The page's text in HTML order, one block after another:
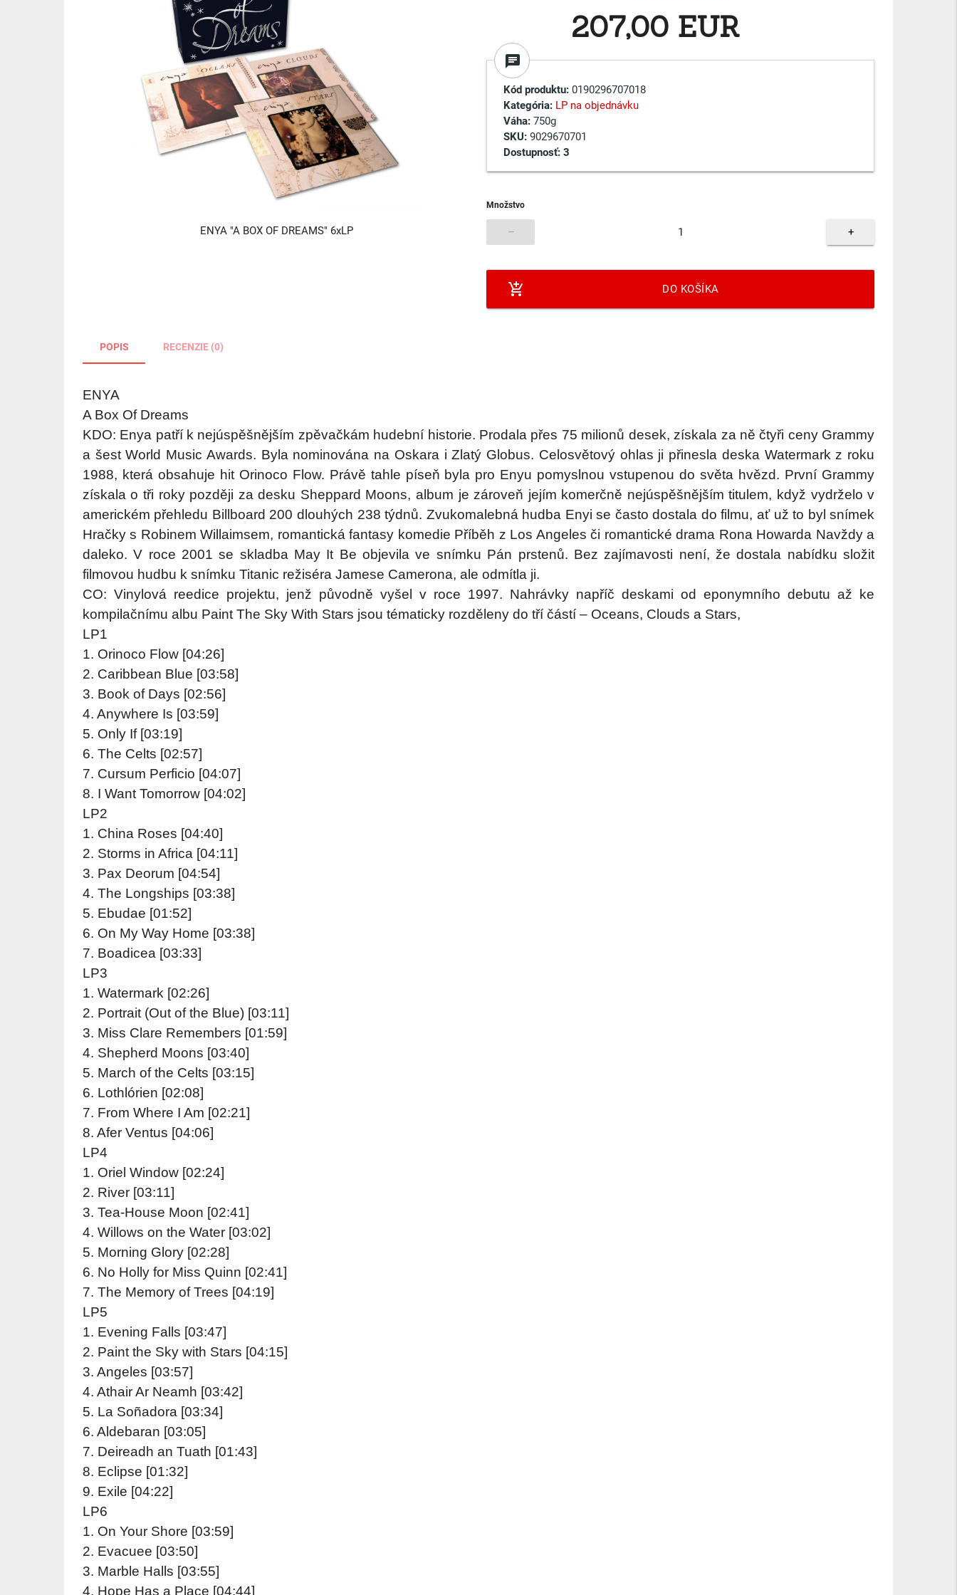
ENYA "A BOX OF DREAMS" 6xLP
207,00 EUR
chat
Kód produktu:0190296707018
Kategória: LP na objednávku
Váha:750g
SKU:9029670701
Dostupnosť:3
Množstvo
– +
add_shopping_cart DO KOŠÍKA
POPIS RECENZIE (0)
ENYA
A Box Of Dreams
KDO: Enya patří k nejúspěšnějším zpěvačkám hudební historie. Prodala přes 75 milionů desek, získala za ně čtyři ceny Grammy
a šest World Music Awards. Byla nominována na Oskara i Zlatý Globus. Celosvětový ohlas ji přinesla deska Watermark z roku
1988, která obsahuje hit Orinoco Flow. Právě tahle píseň byla pro Enyu pomyslnou vstupenou do světa hvězd. První Grammy
získala o tři roky později za desku Sheppard Moons, album je zároveň jejím komerčně nejúspěšnějším titulem, když vydrželo v
americkém přehledu Billboard 200 dlouhých 238 týdnů. Zvukomalebná hudba Enyi se často dostala do filmu, ať už to byl snímek
Hračky s Robinem Willaimsem, romantická fantasy komedie Příběh z Los Angeles či romantické drama Rona Howarda Navždy a
daleko. V roce 2001 se skladba May It Be objevila ve snímku Pán prstenů. Bez zajímavosti není, že dostala nabídku složit
filmovou hudbu k snímku Titanic režiséra Jamese Camerona, ale odmítla ji.
CO: Vinylová reedice projektu, jenž původně vyšel v roce 1997. Nahrávky napříč deskami od eponymního debutu až ke
kompilačnímu albu Paint The Sky With Stars jsou tématicky rozděleny do tří částí – Oceans, Clouds a Stars,
LP1
1. Orinoco Flow [04:26]
2. Caribbean Blue [03:58]
3. Book of Days [02:56]
4. Anywhere Is [03:59]
5. Only If [03:19]
6. The Celts [02:57]
7. Cursum Perficio [04:07]
8. I Want Tomorrow [04:02]
LP2
1. China Roses [04:40]
2. Storms in Africa [04:11]
3. Pax Deorum [04:54]
4. The Longships [03:38]
5. Ebudae [01:52]
6. On My Way Home [03:38]
7. Boadicea [03:33]
LP3
1. Watermark [02:26]
2. Portrait (Out of the Blue) [03:11]
3. Miss Clare Remembers [01:59]
4. Shepherd Moons [03:40]
5. March of the Celts [03:15]
6. Lothlórien [02:08]
7. From Where I Am [02:21]
8. Afer Ventus [04:06]
LP4
1. Oriel Window [02:24]
2. River [03:11]
3. Tea-House Moon [02:41]
4. Willows on the Water [03:02]
5. Morning Glory [02:28]
6. No Holly for Miss Quinn [02:41]
7. The Memory of Trees [04:19]
LP5
1. Evening Falls [03:47]
2. Paint the Sky with Stars [04:15]
3. Angeles [03:57]
4. Athair Ar Neamh [03:42]
5. La Soñadora [03:34]
6. Aldebaran [03:05]
7. Deireadh an Tuath [01:43]
8. Eclipse [01:32]
9. Exile [04:22]
LP6
1. On Your Shore [03:59]
2. Evacuee [03:50]
3. Marble Halls [03:55]
4. Hope Has a Place [04:44]